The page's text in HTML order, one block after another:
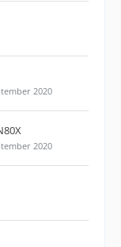
2020
2020